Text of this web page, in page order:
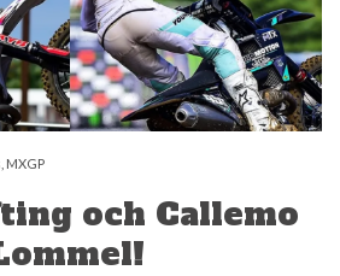
MXGP
och Callemo